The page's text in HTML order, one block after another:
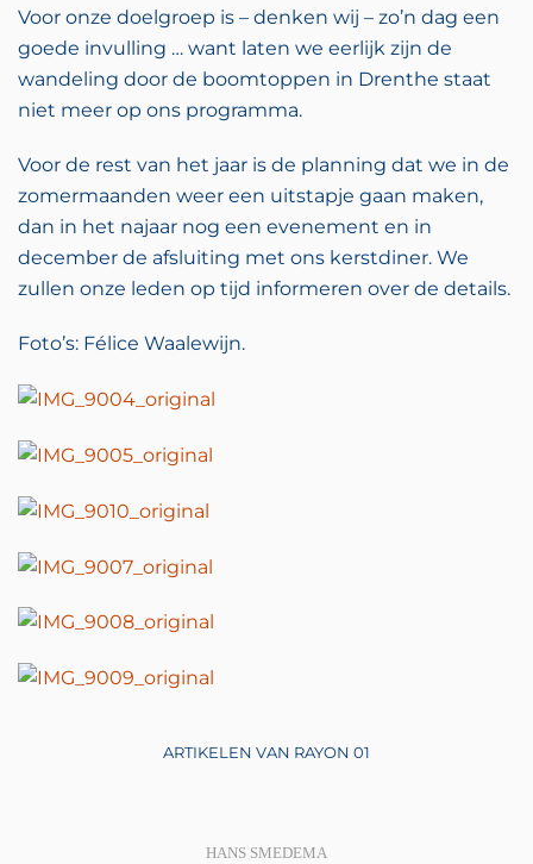
Voor onze doelgroep is – denken wij – zo’n dag een
goede invulling … want laten we eerlijk zijn de
wandeling door de boomtoppen in Drenthe staat
niet meer op ons programma.
Voor de rest van het jaar is de planning dat we in de
zomermaanden weer een uitstapje gaan maken,
dan in het najaar nog een evenement en in
december de afsluiting met ons kerstdiner. We
zullen onze leden op tijd informeren over de details.
Foto’s: Félice Waalewijn.
ARTIKELEN VAN RAYON 01
HANS SMEDEMA